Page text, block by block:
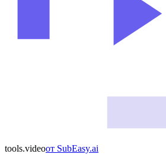
tools.videoот SubEasy.ai